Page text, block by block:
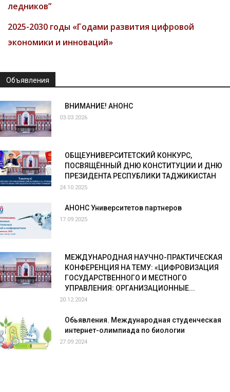
ледников”
2025-2030 годы «Годами развития цифровой
экономики и инноваций»
Объявления
ВНИМАНИЕ! АНОНС
03.03.2026
ОБЩЕУНИВЕРСИТЕТСКИЙ КОНКУРС,
ПОСВЯЩЁННЫЙ ДНЮ КОНСТИТУЦИИ И ДНЮ
ПРЕЗИДЕНТА РЕСПУБЛИКИ ТАДЖИКИСТАН
24.10.2025
АНОНС Университетов партнеров
17.09.2025
МЕЖДУНАРОДНАЯ НАУЧНО-ПРАКТИЧЕСКАЯ
КОНФЕРЕНЦИЯ НА ТЕМУ: «ЦИФРОВИЗАЦИЯ
ГОСУДАРСТВЕННОГО И МЕСТНОГО
УПРАВЛЕНИЯ: ОРГАНИЗАЦИОННЫЕ...
20.12.2024
Обьявления. Международная студенческая
интернет-олимпиада по биологии
27.09.2024